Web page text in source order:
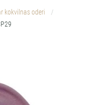
kokvilnas oderi